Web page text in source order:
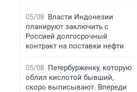
05/08 Власти Индонезии
планируют заключить с
Россией долгосрочный
контракт на поставки нефти
05/08 Петербурженку, которую
облил кислотой бывший,
скоро выписывают. Впереди